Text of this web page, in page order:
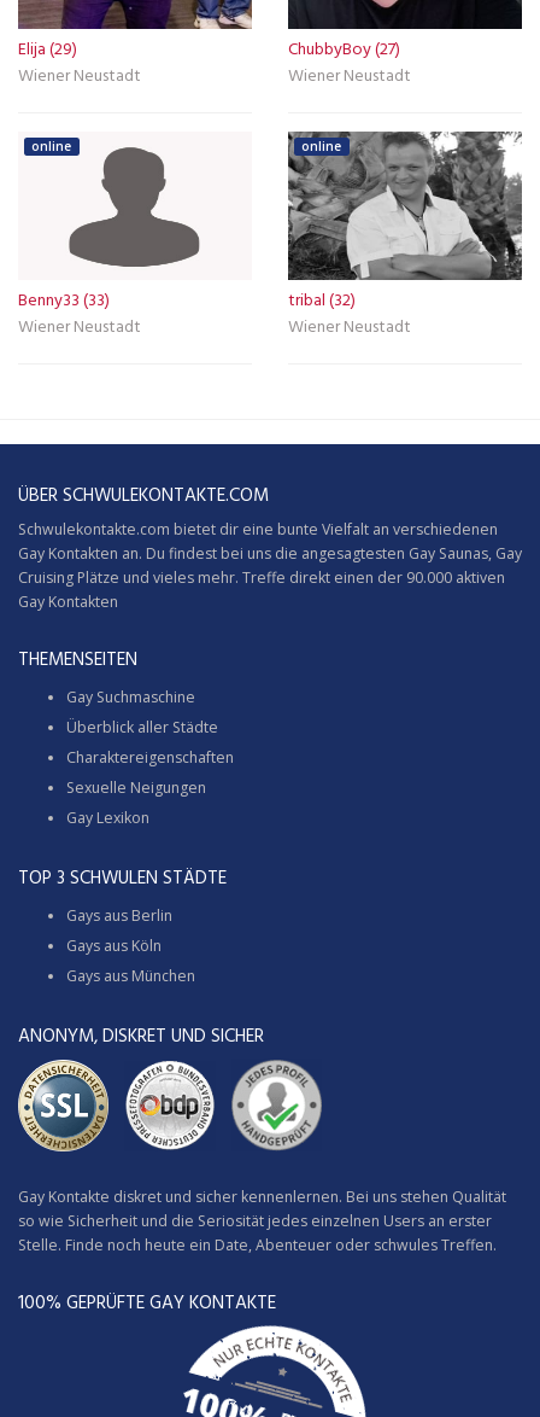
Elija (29)
Wiener Neustadt
ChubbyBoy (27)
Wiener Neustadt
online
Benny33 (33)
Wiener Neustadt
online
tribal (32)
Wiener Neustadt
ÜBER SCHWULEKONTAKTE.COM
Schwulekontakte.com bietet dir eine bunte Vielfalt an verschiedenen
Gay Kontakten an. Du findest bei uns die angesagtesten Gay Saunas, Gay
Cruising Plätze und vieles mehr. Treffe direkt einen der 90.000 aktiven
Gay Kontakten
THEMENSEITEN
Gay Suchmaschine
Überblick aller Städte
Charaktereigenschaften
Sexuelle Neigungen
Gay Lexikon
TOP 3 SCHWULEN STÄDTE
Gays aus Berlin
Gays aus Köln
Gays aus München
ANONYM, DISKRET UND SICHER
Gay Kontakte diskret und sicher kennenlernen. Bei uns stehen Qualität
so wie Sicherheit und die Seriosität jedes einzelnen Users an erster
Stelle. Finde noch heute ein Date, Abenteuer oder schwules Treffen.
100% GEPRÜFTE GAY KONTAKTE